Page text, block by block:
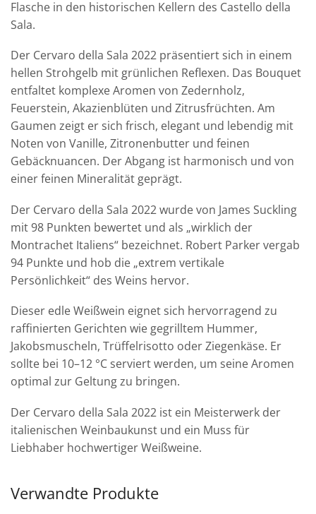
Flasche in den historischen Kellern des Castello della
Sala.
Der Cervaro della Sala 2022 präsentiert sich in einem
hellen Strohgelb mit grünlichen Reflexen. Das Bouquet
entfaltet komplexe Aromen von Zedernholz,
Feuerstein, Akazienblüten und Zitrusfrüchten. Am
Gaumen zeigt er sich frisch, elegant und lebendig mit
Noten von Vanille, Zitronenbutter und feinen
Gebäcknuancen. Der Abgang ist harmonisch und von
einer feinen Mineralität geprägt.
Der Cervaro della Sala 2022 wurde von James Suckling
mit 98 Punkten bewertet und als „wirklich der
Montrachet Italiens“ bezeichnet. Robert Parker vergab
94 Punkte und hob die „extrem vertikale
Persönlichkeit“ des Weins hervor.
Dieser edle Weißwein eignet sich hervorragend zu
raffinierten Gerichten wie gegrilltem Hummer,
Jakobsmuscheln, Trüffelrisotto oder Ziegenkäse. Er
sollte bei 10–12 °C serviert werden, um seine Aromen
optimal zur Geltung zu bringen.
Der Cervaro della Sala 2022 ist ein Meisterwerk der
italienischen Weinbaukunst und ein Muss für
Liebhaber hochwertiger Weißweine.
Verwandte Produkte